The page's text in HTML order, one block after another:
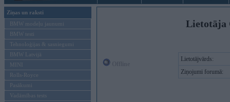
Ziņas un raksti
BMW modeļu jaunumi
BMW testi
Tehnoloģijas & sasniegumi
BMW Latvijā
MINI
Rolls-Royce
Pasākumi
Vadāmības tests
Lietotāja
Lietotājvārds:
Ziņojumi forumā: